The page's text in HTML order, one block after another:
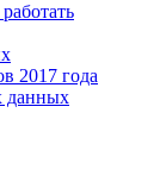
2017 года
данных